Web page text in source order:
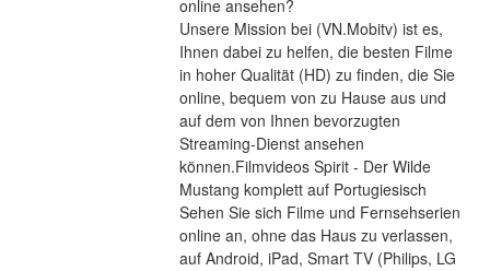
online ansehen?
Unsere Mission bei (VN.Mobitv) ist es,
Ihnen dabei zu helfen, die besten Filme
in hoher Qualität (HD) zu finden, die Sie
online, bequem von zu Hause aus und
auf dem von Ihnen bevorzugten
Streaming-Dienst ansehen
können.Filmvideos Spirit - Der Wilde
Mustang komplett auf Portugiesisch
Sehen Sie sich Filme und Fernsehserien
online an, ohne das Haus zu verlassen,
auf Android, iPad, Smart TV (Philips, LG